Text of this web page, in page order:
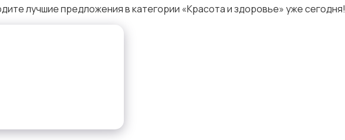
лучшие предложения в категории «Красота и здоровье» уже сегодня!